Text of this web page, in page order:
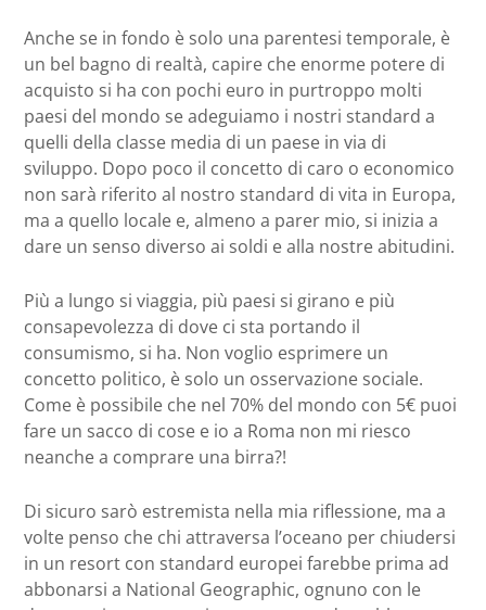
Anche se in fondo è solo una parentesi temporale, è
un bel bagno di realtà, capire che enorme potere di
acquisto si ha con pochi euro in purtroppo molti
paesi del mondo se adeguiamo i nostri standard a
quelli della classe media di un paese in via di
sviluppo. Dopo poco il concetto di caro o economico
non sarà riferito al nostro standard di vita in Europa,
ma a quello locale e, almeno a parer mio, si inizia a
dare un senso diverso ai soldi e alla nostre abitudini.
Più a lungo si viaggia, più paesi si girano e più
consapevolezza di dove ci sta portando il
consumismo, si ha. Non voglio esprimere un
concetto politico, è solo un osservazione sociale.
Come è possibile che nel 70% del mondo con 5€ puoi
fare un sacco di cose e io a Roma non mi riesco
neanche a comprare una birra?!
Di sicuro sarò estremista nella mia riflessione, ma a
volte penso che chi attraversa l’oceano per chiudersi
in un resort con standard europei farebbe prima ad
abbonarsi a National Geographic, ognuno con le